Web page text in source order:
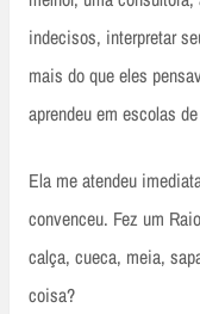
indecisos, interpretar
mais do que eles
aprendeu em escolas
Ela me atendeu
convenceu. Fez um
calça, cueca, meia,
coisa?